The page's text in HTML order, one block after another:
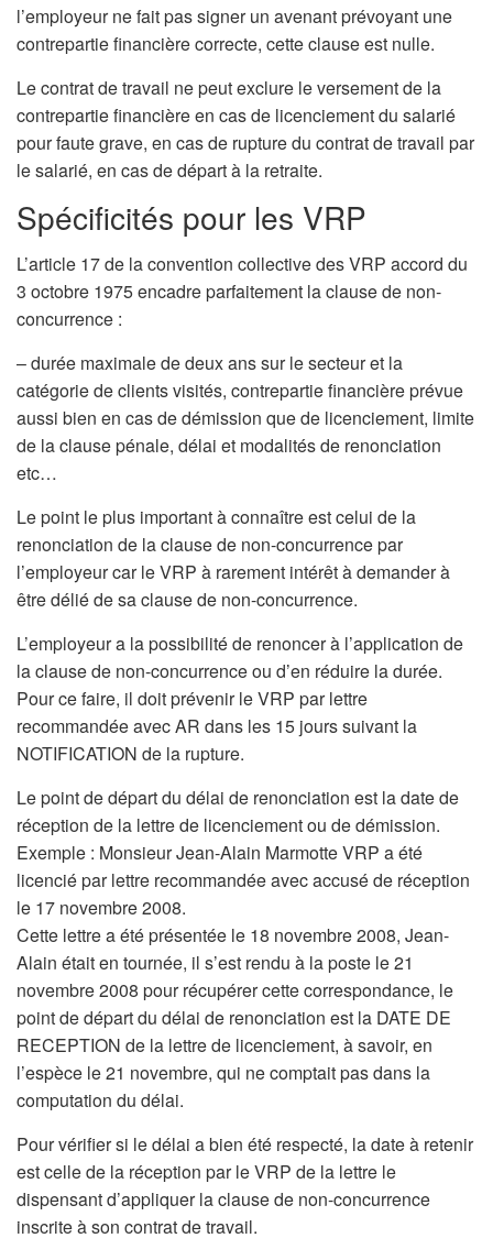
l’employeur ne fait pas signer un avenant prévoyant une
contrepartie financière correcte, cette clause est nulle.
Le contrat de travail ne peut exclure le versement de la
contrepartie financière en cas de licenciement du salarié
pour faute grave, en cas de rupture du contrat de travail par
le salarié, en cas de départ à la retraite.
Spécificités pour les VRP
L’article 17 de la convention collective des VRP accord du
3 octobre 1975 encadre parfaitement la clause de non-
concurrence :
– durée maximale de deux ans sur le secteur et la
catégorie de clients visités, contrepartie financière prévue
aussi bien en cas de démission que de licenciement, limite
de la clause pénale, délai et modalités de renonciation
etc…
Le point le plus important à connaître est celui de la
renonciation de la clause de non-concurrence par
l’employeur car le VRP à rarement intérêt à demander à
être délié de sa clause de non-concurrence.
L’employeur a la possibilité de renoncer à l’application de
la clause de non-concurrence ou d’en réduire la durée.
Pour ce faire, il doit prévenir le VRP par lettre
recommandée avec AR dans les 15 jours suivant la
NOTIFICATION de la rupture.
Le point de départ du délai de renonciation est la date de
réception de la lettre de licenciement ou de démission.
Exemple : Monsieur Jean-Alain Marmotte VRP a été
licencié par lettre recommandée avec accusé de réception
le 17 novembre 2008.
Cette lettre a été présentée le 18 novembre 2008, Jean-
Alain était en tournée, il s’est rendu à la poste le 21
novembre 2008 pour récupérer cette correspondance, le
point de départ du délai de renonciation est la DATE DE
RECEPTION de la lettre de licenciement, à savoir, en
l’espèce le 21 novembre, qui ne comptait pas dans la
computation du délai.
Pour vérifier si le délai a bien été respecté, la date à retenir
est celle de la réception par le VRP de la lettre le
dispensant d’appliquer la clause de non-concurrence
inscrite à son contrat de travail.